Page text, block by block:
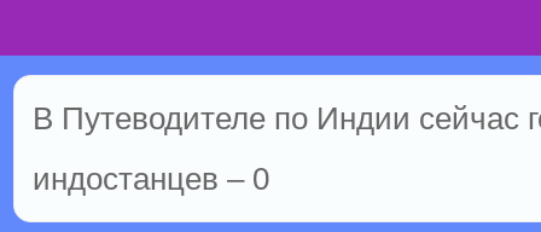
В Путеводителе по Индии сейчас
индостанцев – 0